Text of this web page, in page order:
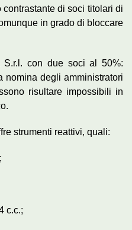
di soci titolari di
in grado di bloccare
S.r.l. con due soci al 50%:
nomina degli amministratori
risultare impossibili in
strumenti reattivi, quali:
c.c.;